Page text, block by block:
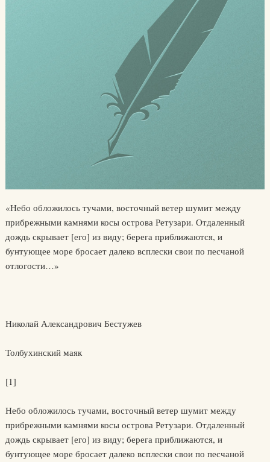
«Небо обложилось тучами, восточный ветер шумит между
прибрежными камнями косы острова Ретузари. Отдаленный
дождь скрывает [его] из виду; берега приближаются, и
бунтующее море бросает далеко всплески свои по песчаной
отлогости…»
Николай Александрович Бестужев
Толбухинский маяк
[1]
Небо обложилось тучами, восточный ветер шумит между
прибрежными камнями косы острова Ретузари. Отдаленный
дождь скрывает [его] из виду; берега приближаются, и
бунтующее море бросает далеко всплески свои по песчаной